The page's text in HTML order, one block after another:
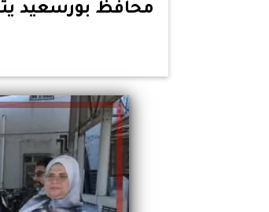
محافظ بورسعيد